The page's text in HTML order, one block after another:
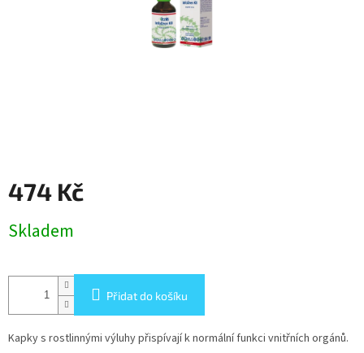
474 Kč
cena:
Skladem
Přidat do košíku
Kapky s rostlinnými výluhy přispívají k normální funkci vnitřních orgánů.